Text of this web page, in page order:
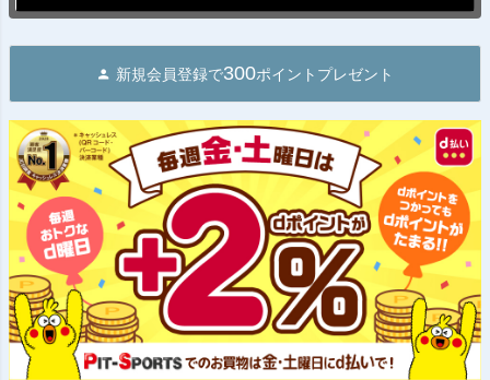
新規会員登録で300ポイントプレゼント